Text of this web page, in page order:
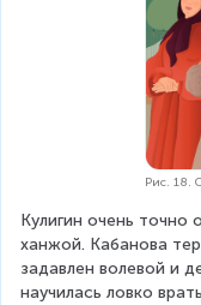
Рис. 18.
Кулигин очень точно
ханжой. Кабанова
задавлен волевой и
научилась ловко